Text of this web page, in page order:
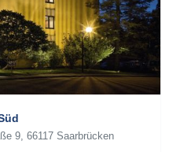
9, 66117 Saarbrücken